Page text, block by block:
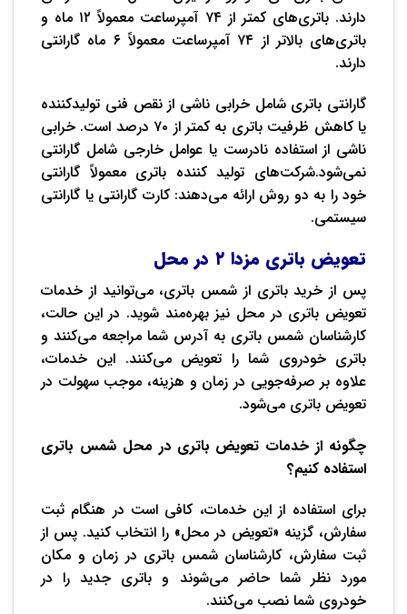
دارند. باتری‌های کمتر از ۷۴ آمپرساعت معمولاً ۱۲ ماه و
باتری‌های بالاتر از ۷۴ آمپرساعت معمولاً ۶ ماه گارانتی
دارند.
گارانتی باتری شامل خرابی ناشی از نقص فنی تولیدکننده
یا کاهش ظرفیت باتری به کمتر از ۷۰ درصد است. خرابی
ناشی از استفاده نادرست یا عوامل خارجی شامل گارانتی
نمی‌شود.شرکت‌های تولید کننده باتری معمولاً گارانتی
خود را به دو روش ارائه می‌دهند: کارت گارانتی یا گارانتی
سیستمی.
تعویض باتری مزدا ۲ در محل
پس از خرید باتری از شمس باتری، می‌توانید از خدمات
تعویض باتری در محل نیز بهره‌مند شوید. در این حالت،
کارشناسان شمس باتری به آدرس شما مراجعه می‌کنند و
باتری خودروی شما را تعویض می‌کنند. این خدمات،
علاوه بر صرفه‌جویی در زمان و هزینه، موجب سهولت در
تعویض باتری می‌شود.
چگونه از خدمات تعویض باتری در محل شمس باتری
استفاده کنیم؟
برای استفاده از این خدمات، کافی است در هنگام ثبت
سفارش، گزینه «تعویض در محل» را انتخاب کنید. پس از
ثبت سفارش، کارشناسان شمس باتری در زمان و مکان
مورد نظر شما حاضر می‌شوند و باتری جدید را در
خودروی شما نصب می‌کنند.